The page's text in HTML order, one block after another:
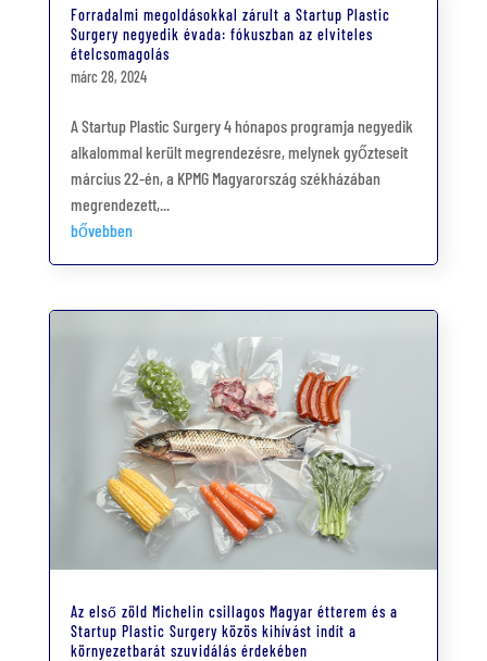
Forradalmi megoldásokkal zárult a Startup Plastic
Surgery negyedik évada: fókuszban az elviteles
ételcsomagolás
márc 28, 2024
A Startup Plastic Surgery 4 hónapos programja negyedik
alkalommal került megrendezésre, melynek győzteseit
március 22-én, a KPMG Magyarország székházában
megrendezett,...
bővebben
Az első zöld Michelin csillagos Magyar étterem és a
Startup Plastic Surgery közös kihívást indít a
környezetbarát szuvidálás érdekében